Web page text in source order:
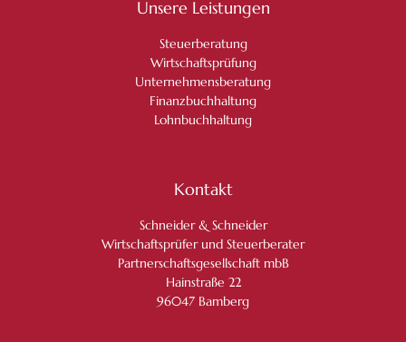
Unsere Leistungen
Steuerberatung
Wirtschaftsprüfung
Unternehmensberatung
Finanzbuchhaltung
Lohnbuchhaltung
Kontakt
Schneider & Schneider
Wirtschaftsprüfer und Steuerberater
Partnerschaftsgesellschaft mbB
Hainstraße 22
96047 Bamberg